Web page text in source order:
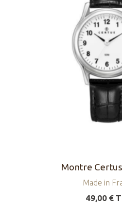
Montre
Made in
49,00 €